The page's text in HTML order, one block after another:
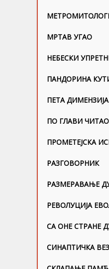
МРТАВ УГАО
НЕБЕСКИ
ПАНДОРИНА
ПЕТА ДИМЕНЗИЈА
ПО ГЛАВИ
ПРОМЕТЕЈСКА
РАЗГОВОРНИК
РАЗМЕРАВАЊЕ
РЕВОЛУЦИЈА
СА ОНЕ СТРАНЕ
СИНАПТИЧКА